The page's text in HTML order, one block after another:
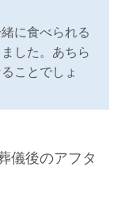
に食べられる
した。あちら
ことでしょ
儀後のアフタ